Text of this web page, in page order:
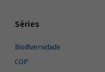
Séries
Biodiversidade
COP